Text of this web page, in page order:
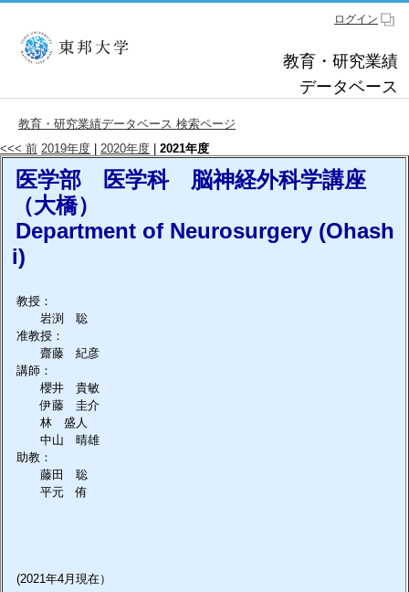
ログイン
教育・研究業績
データベース
教育・研究業績データベース 検索ページ
<<< 前 2019年度 2020年度 2021年度
医学部 医学科 脳神経外科学講座
（大橋）
Department of Neurosurgery (Ohash
i)
教授：
岩渕 聡
准教授：
齋藤 紀彦
講師：
櫻井 貴敏
伊藤 圭介
林 盛人
中山 晴雄
助教：
藤田 聡
平元 侑
(2021年4月現在）